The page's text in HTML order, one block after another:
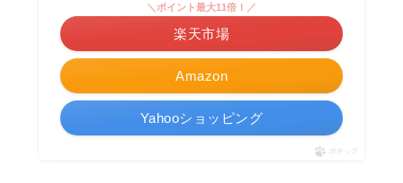
Amazon
＼ポイント最大11倍！／
楽天市場
Yahooショッピング
ポチップ